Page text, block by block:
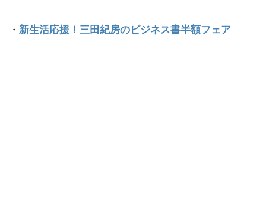
・ 新生活応援！三田紀房のビジネス書半額フェア